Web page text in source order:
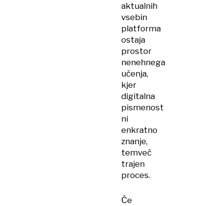
aktualnih
vsebin
platforma
ostaja
prostor
nenehnega
učenja,
kjer
digitalna
pismenost
ni
enkratno
znanje,
temveč
trajen
proces.
Če